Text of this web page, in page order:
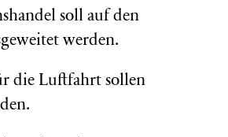
soll auf den
werden.
die Luftfahrt sollen